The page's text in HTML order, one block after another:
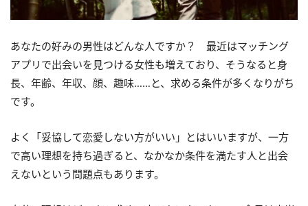
あなたの好みの男性はどんな人ですか？ 最近はマッチング
アプリで出会いを見つける女性も増えており、そうなると身
長、年齢、年収、顔、趣味……と、求める条件が多くなりがち
です。
よく「妥協して恋愛しない方がいい」とはいいますが、一方
で高い理想を持ち過ぎると、なかなか条件を満たす人と出会
えないという問題点もあります。